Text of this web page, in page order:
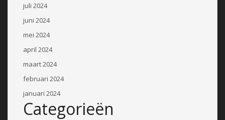
juli 2024
juni 2024
mei 2024
april 2024
maart 2024
februari 2024
januari 2024
Categorieën